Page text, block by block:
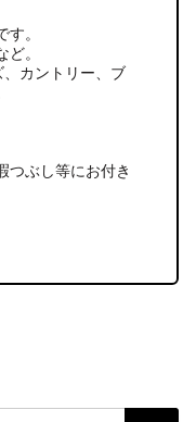
す。
。
カントリー、ブ
つぶし等にお付き